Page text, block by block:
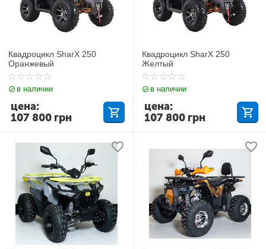
Квадроцикл SharX 250
Оранжевый
в наличии
107 800 грн
цена:
Квадроцикл SharX 250
Желтый
в наличии
107 800 грн
цена: